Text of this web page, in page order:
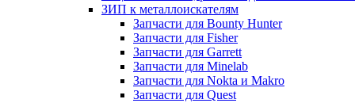
ЗИП к металлоискателям
Запчасти для Bounty Hunter
Запчасти для Fisher
Запчасти для Garrett
Запчасти для Minelab
Запчасти для Nokta и Makro
Запчасти для Quest